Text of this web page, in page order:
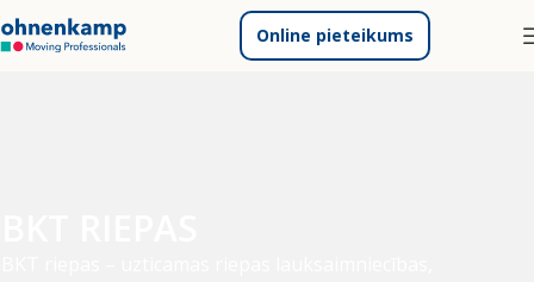
Online pieteikums